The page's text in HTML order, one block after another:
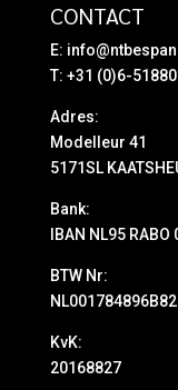
CONTACT
E:
T: +31 (0)6-
Adres:
Modelleur 41
5171SL
Bank:
IBAN NL95
BTW Nr:
NL001784896B82
KvK:
20168827